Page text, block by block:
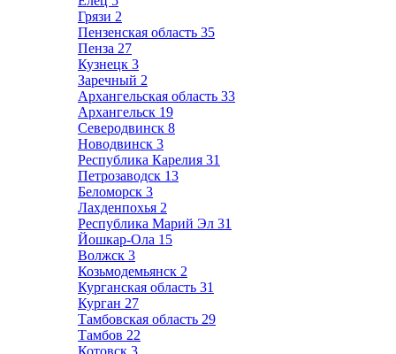
Грязи 2
Пензенская область 35
Пенза 27
Кузнецк 3
Заречный 2
Архангельская область 33
Архангельск 19
Северодвинск 8
Новодвинск 3
Республика Карелия 31
Петрозаводск 13
Беломорск 3
Лахденпохья 2
Республика Марий Эл 31
Йошкар-Ола 15
Волжск 3
Козьмодемьянск 2
Курганская область 31
Курган 27
Тамбовская область 29
Тамбов 22
Котовск 3